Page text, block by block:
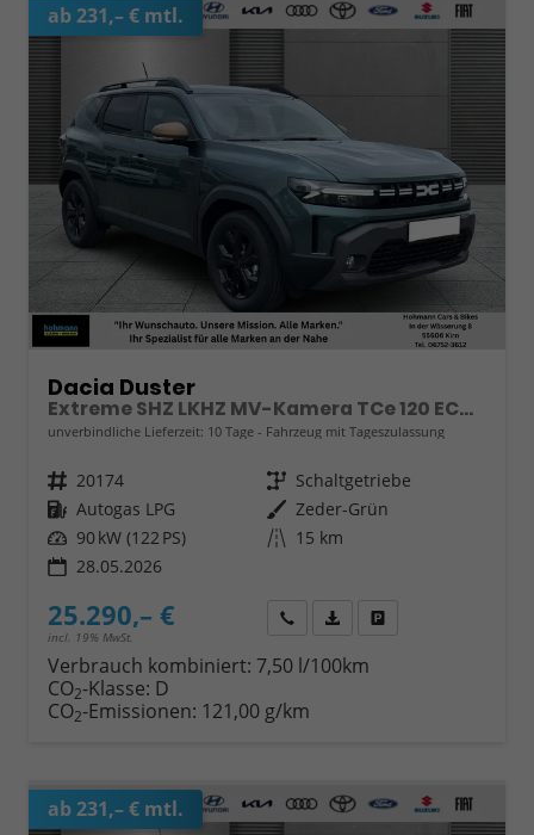
ab 231,– € mtl.
Dacia Duster
Extreme SHZ LKHZ MV-Kamera TCe 120 ECO-G
unverbindliche Lieferzeit: 10 Tage Fahrzeug mit Tageszulassung
Fahrzeugnr. 20174 Getriebe Schaltgetriebe
Kraftstoff Autogas LPG Außenfarbe Zeder-Grün
Leistung 90 kW (122 PS) Kilometerstand 15 km
28.05.2026
25.290,– €
incl. 19% MwSt.
Wir rufen Sie anFahrzeugexposé (PDF)
Verbrauch kombiniert: 7,50 l/100km
CO2-Klasse: D
CO2-Emissionen: 121,00 g/km
ab 231,– € mtl.